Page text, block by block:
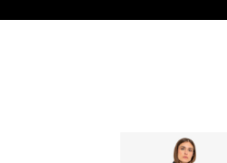
MAI TÂRZIU